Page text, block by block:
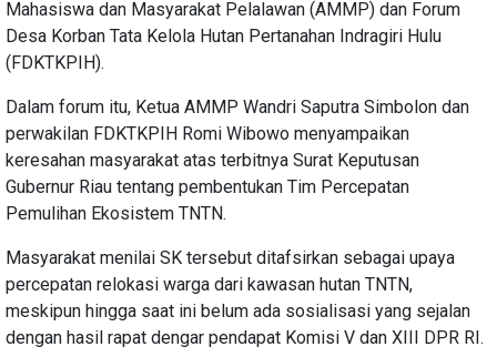
Mahasiswa dan Masyarakat Pelalawan (AMMP) dan Forum
Desa Korban Tata Kelola Hutan Pertanahan Indragiri Hulu
(FDKTKPIH).
Dalam forum itu, Ketua AMMP Wandri Saputra Simbolon dan
perwakilan FDKTKPIH Romi Wibowo menyampaikan
keresahan masyarakat atas terbitnya Surat Keputusan
Gubernur Riau tentang pembentukan Tim Percepatan
Pemulihan Ekosistem TNTN.
Masyarakat menilai SK tersebut ditafsirkan sebagai upaya
percepatan relokasi warga dari kawasan hutan TNTN,
meskipun hingga saat ini belum ada sosialisasi yang sejalan
dengan hasil rapat dengar pendapat Komisi V dan XIII DPR RI.